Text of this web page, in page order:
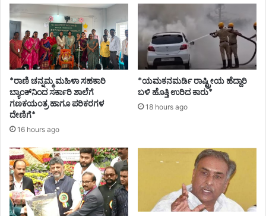
*ರಾಣಿ ಚನ್ನಮ್ಮ ಮಹಿಳಾ ಸಹಕಾರಿ
ಬ್ಯಾಂಕ್‌ನಿಂದ ಸರ್ಕಾರಿ ಶಾಲೆಗೆ
ಗಣಕಯಂತ್ರ ಹಾಗೂ ಪರಿಕರಗಳ
ದೇಣಿಗೆ*
16 hours ago
*ಯಮಕನಮರ್ಡಿ ರಾಷ್ಟ್ರೀಯ ಹೆದ್ದಾರಿ
ಬಳಿ ಹೊತ್ತಿ ಉರಿದ ಕಾರು*
18 hours ago